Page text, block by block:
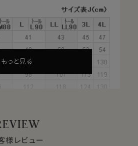
らかな着心地。
、動きやすい。
スマート、だけど着心地は楽でリ
レスフリーのシャツ。
ソフト感が心地いい、やみつきに
ャツです。
地がなかなか乾かないといった
もっと見る
様レビュー